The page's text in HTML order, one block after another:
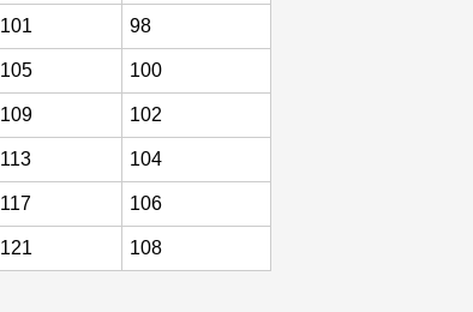
101 98
105 100
109 102
113 104
117 106
121 108